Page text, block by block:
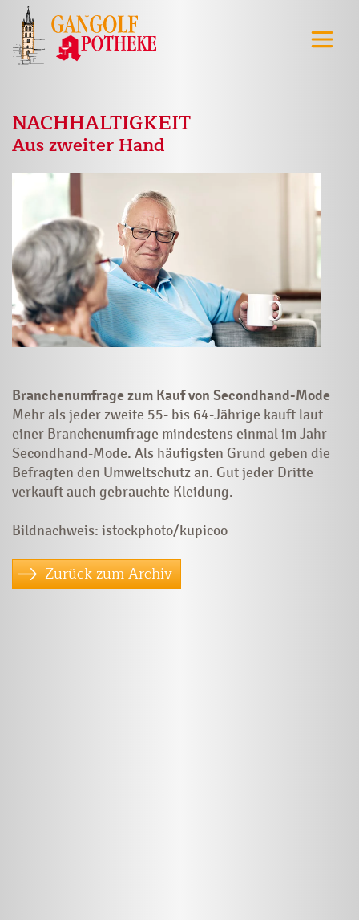
NACHHALTIGKEIT
Aus zweiter Hand
Branchenumfrage zum Kauf von Secondhand-Mode
Mehr als jeder zweite 55- bis 64-Jährige kauft laut
einer Branchenumfrage mindestens einmal im Jahr
Secondhand-Mode. Als häufigsten Grund geben die
Befragten den Umweltschutz an. Gut jeder Dritte
verkauft auch gebrauchte Kleidung.
Bildnachweis: istockphoto/kupicoo
Zurück zum Archiv